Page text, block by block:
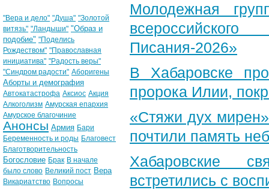
Молодежная
Писания-2026»
В Хабаровске
пророка Илии,
«Стяжи дух
почтили память
Хабаровские
встретились с
"Вера и дело" "Душа" "Золотой
витязь" "Ландыши" "Образ и
подобие" "Поделись
Рождеством" "Православная
инициатива" "Радость веры"
"Синдром радости" Аборигены
Аборты и демография
Автокатастрофа Аксиос Акция
Алкоголизм Амурская епархия
Амурское благочиние
Анонсы Армия Бари
Беременность и роды Благовест
Благотворительность
Богословие Брак В начале
было слово Великий пост Вера
Викариатство Вопросы